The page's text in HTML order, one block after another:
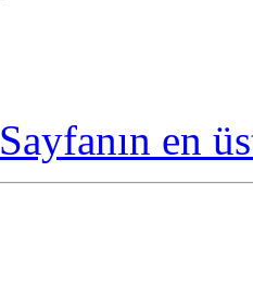
Sayfanın en